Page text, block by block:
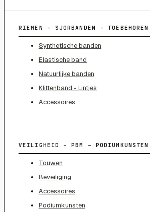
RIEMEN - SJORBANDEN - TOEBEHOREN
Synthetische banden
Elastische band
Natuurlijke banden
Klittenband - Lintjes
Accessoires
VEILIGHEID – PBM – PODIUMKUNSTEN
Touwen
Beveiliging
Accessoires
Podiumkunsten